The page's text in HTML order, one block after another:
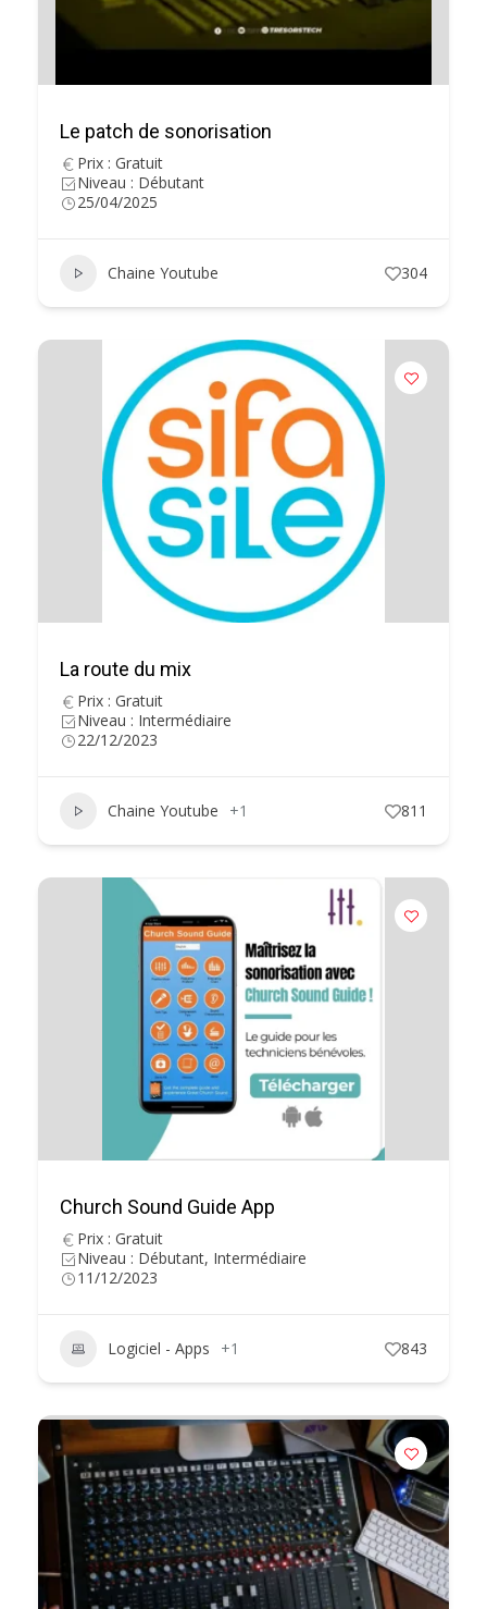
Le patch de sonorisation
Prix : Gratuit
Niveau : Débutant
25/04/2025
Chaine Youtube 304
La route du mix
Prix : Gratuit
Niveau : Intermédiaire
22/12/2023
Chaine Youtube +1 811
Church Sound Guide App
Prix : Gratuit
Niveau : Débutant, Intermédiaire
11/12/2023
Logiciel - Apps +1 843